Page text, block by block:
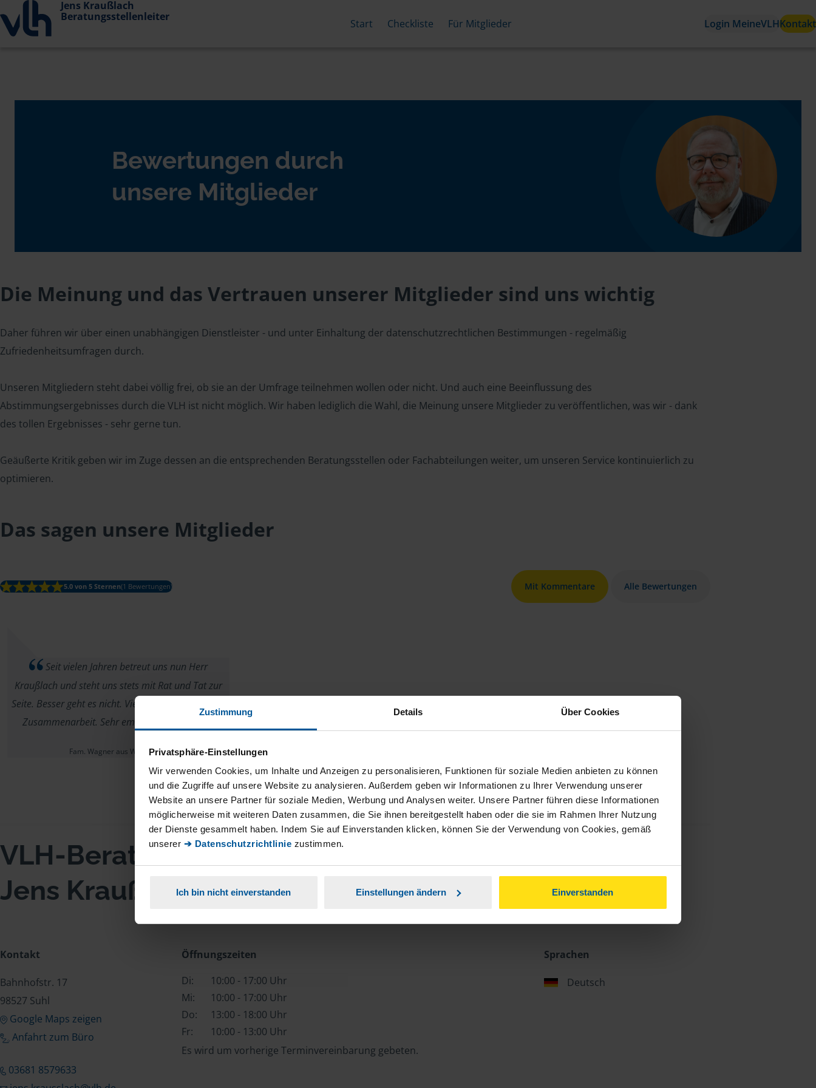
Zustimmung Details Über Cookies
Privatsphäre-Einstellungen
Wir verwenden Cookies, um Inhalte und Anzeigen zu personalisieren, Funktionen für soziale Medien anbieten zu können
und die Zugriffe auf unsere Website zu analysieren. Außerdem geben wir Informationen zu Ihrer Verwendung unserer
Website an unsere Partner für soziale Medien, Werbung und Analysen weiter. Unsere Partner führen diese Informationen
möglicherweise mit weiteren Daten zusammen, die Sie ihnen bereitgestellt haben oder die sie im Rahmen Ihrer Nutzung
der Dienste gesammelt haben. Indem Sie auf Einverstanden klicken, können Sie der Verwendung von Cookies, gemäß
unserer ➔ Datenschutzrichtlinie zustimmen.
Ich bin nicht einverstanden Einstellungen ändern Einverstanden
Jens Kraußlach
Beratungsstellenleiter
Start Checkliste Für Mitglieder Login MeineVLHKontakt
Bewertungen durch
unsere Mitglieder
Die Meinung und das Vertrauen unserer Mitglieder sind uns wichtig
Daher führen wir über einen unabhängigen Dienstleister - und unter Einhaltung der datenschutzrechtlichen Bestimmungen - regelmäßig
Zufriedenheitsumfragen durch.
Unseren Mitgliedern steht dabei völlig frei, ob sie an der Umfrage teilnehmen wollen oder nicht. Und auch eine Beeinflussung des
Abstimmungsergebnisses durch die VLH ist nicht möglich. Wir haben lediglich die Wahl, die Meinung unsere Mitglieder zu veröffentlichen, was wir - dank
des tollen Ergebnisses - sehr gerne tun.
Geäußerte Kritik geben wir im Zuge dessen an die entsprechenden Beratungsstellen oder Fachabteilungen weiter, um unseren Service kontinuierlich zu
optimieren.
Das sagen unsere Mitglieder
5.0 von 5 Sternen(1 Bewertungen) Mit Kommentare Alle Bewertungen
Seit vielen Jahren betreut uns nun Herr
Kraußlach und steht uns stets mit Rat und Tat zur
Seite. Besser geht es nicht. Vielen Dank für die tolle
Zusammenarbeit. Sehr empfehlenswert!!!!
Fam. Wagner aus Wittenberg
VLH-Beratungsstelle
Jens Kraußlach
Kontakt
Bahnhofstr. 17
98527 Suhl
Google Maps zeigen
Anfahrt zum Büro
03681 8579633
Öffnungszeiten
Di:
10:00 - 17:00 Uhr
Mi:
10:00 - 17:00 Uhr
Do:
13:00 - 18:00 Uhr
Fr:
10:00 - 13:00 Uhr
Es wird um vorherige Terminvereinbarung gebeten.
Sprachen
Deutsch